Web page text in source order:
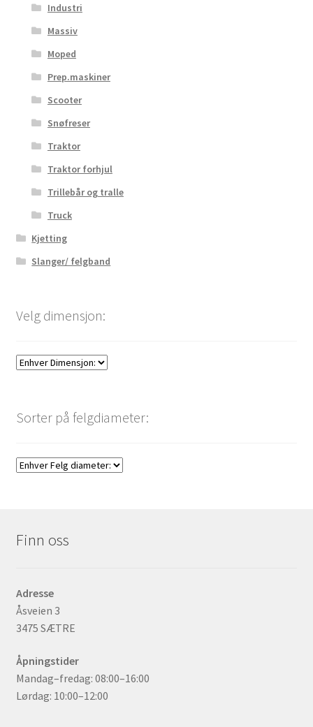
Industri
Massiv
Moped
Prep.maskiner
Scooter
Snøfreser
Traktor
Traktor forhjul
Trillebår og tralle
Truck
Kjetting
Slanger/ felgband
Velg dimensjon:
Sorter på felgdiameter:
Finn oss
Adresse
Åsveien 3
3475 SÆTRE
Åpningstider
Mandag–fredag: 08:00–16:00
Lørdag: 10:00–12:00